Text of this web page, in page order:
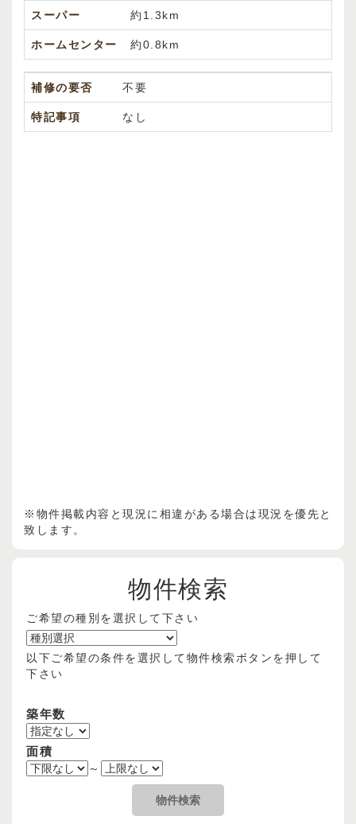
スーパー 約1.3km
ホームセンター 約0.8km
補修の要否 不要
特記事項 なし
※物件掲載内容と現況に相違がある場合は現況を優先と
致します。
物件検索
ご希望の種別を選択して下さい
以下ご希望の条件を選択して物件検索ボタンを押して
下さい
築年数
面積
～